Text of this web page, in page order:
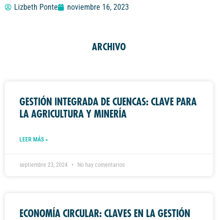
Lizbeth Ponte noviembre 16, 2023
ARCHIVO
GESTIÓN INTEGRADA DE CUENCAS: CLAVE PARA
LA AGRICULTURA Y MINERÍA
LEER MÁS »
septiembre 23, 2024 No hay comentarios
ECONOMÍA CIRCULAR: CLAVES EN LA GESTIÓN